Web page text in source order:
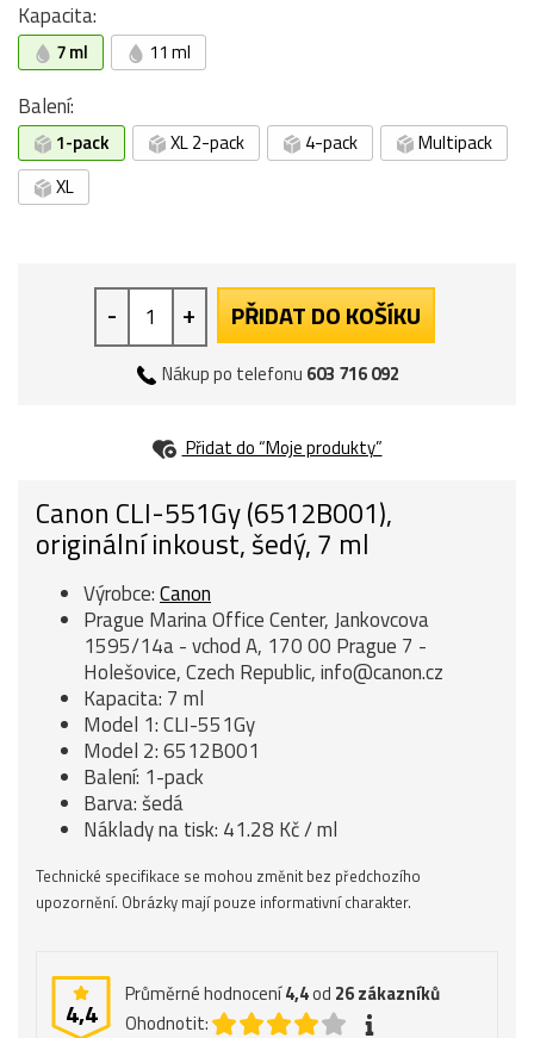
Kapacita:
7 ml 11 ml
Balení:
1-pack XL 2-pack 4-pack
Multipack
XL
- + PŘIDAT DO KOŠÍKU
Nákup po telefonu 603 716 092
Přidat do “Moje produkty”
Canon CLI-551Gy (6512B001),
originální inkoust, šedý, 7 ml
Výrobce:Canon
Prague Marina Office Center, Jankovcova
1595/14a - vchod A, 170 00 Prague 7 -
Holešovice, Czech Republic, info@canon.cz
Kapacita: 7 ml
Model 1: CLI-551Gy
Model 2: 6512B001
Balení: 1-pack
Barva: šedá
Náklady na tisk: 41.28 Kč / ml
Technické specifikace se mohou změnit bez předchozího
upozornění. Obrázky mají pouze informativní charakter.
4,4
Průměrné hodnocení4,4od 26zákazníků
Ohodnotit: